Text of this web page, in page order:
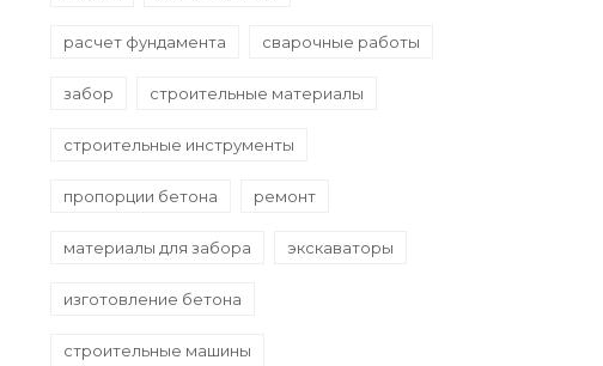
расчет фундамента сварочные работы
забор строительные материалы
строительные инструменты
пропорции бетона ремонт
материалы для забора экскаваторы
изготовление бетона
строительные машины